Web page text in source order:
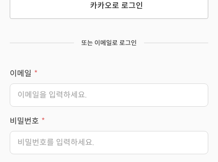
카카오로 로그인
또는 이메일로 로그인
이메일
비밀번호